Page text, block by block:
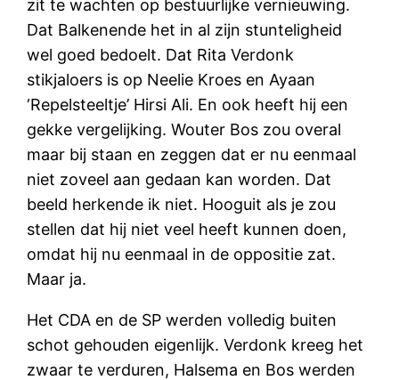
zit te wachten op bestuurlijke vernieuwing.
Dat Balkenende het in al zijn stunteligheid
wel goed bedoelt. Dat Rita Verdonk
stikjaloers is op Neelie Kroes en Ayaan
‘Repelsteeltje’ Hirsi Ali. En ook heeft hij een
gekke vergelijking. Wouter Bos zou overal
maar bij staan en zeggen dat er nu eenmaal
niet zoveel aan gedaan kan worden. Dat
beeld herkende ik niet. Hooguit als je zou
stellen dat hij niet veel heeft kunnen doen,
omdat hij nu eenmaal in de oppositie zat.
Maar ja.
Het CDA en de SP werden volledig buiten
schot gehouden eigenlijk. Verdonk kreeg het
zwaar te verduren, Halsema en Bos werden